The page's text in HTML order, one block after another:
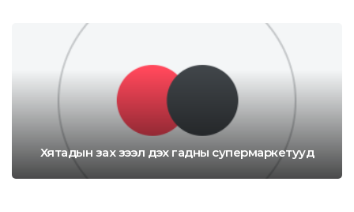
Хятадын зах зээл дэх гадны супермаркетууд